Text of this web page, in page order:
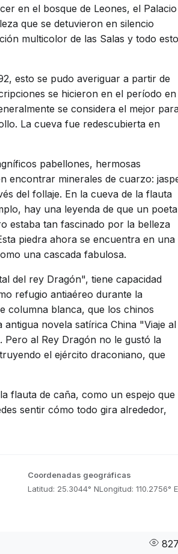
en el bosque de Leones, el Palacio
que se detuvieron en silencio
multicolor de las Salas y todo esto
esto se pudo averiguar a partir de
se hicieron en el período en
se considera el mejor
La cueva fue redescubierta en
pabellones, hermosas
encontrar minerales de cuarzo:
del follaje. En la cueva de la flauta
hay una leyenda de que un poeta
estaba tan fascinado por la belleza
piedra ahora se encuentra en una
una cascada fabulosa.
del rey Dragón", tiene capacidad
refugio antiaéreo durante la
columna blanca, que los chinos
novela satírica China "Viaje al
al Rey Dragón no le gustó la
el ejército draconiano, que
flauta de caña, como un espejo que
sentir cómo todo gira alrededor,
Coordenadas geográficas
Latitud: 25.3044° NLongitud: 110.2756° E